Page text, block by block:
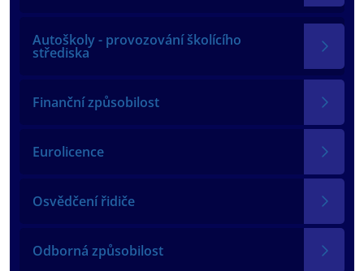
Autoškoly - provozování školícího
střediska
Finanční způsobilost
Eurolicence
Osvědčení řidiče
Odborná způsobilost